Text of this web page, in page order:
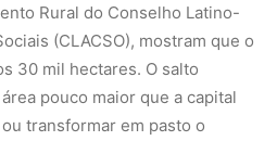
Rural do Conselho Latino-
(CLACSO), mostram que o
30 mil hectares. O salto
pouco maior que a capital
transformar em pasto o